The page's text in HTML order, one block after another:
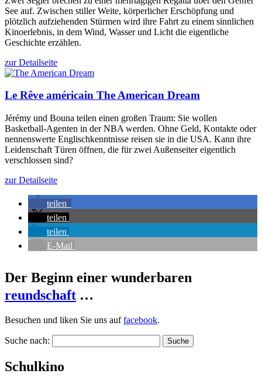
See auf. Zwischen stiller Weite, körperlicher Erschöpfung und
plötzlich aufziehenden Stürmen wird ihre Fahrt zu einem sinnlichen
Kinoerlebnis, in dem Wind, Wasser und Licht die eigentliche
Geschichte erzählen.
zur Detailseite
Le Rêve américain The American Dream
Jérémy und Bouna teilen einen großen Traum: Sie wollen
Basketball-Agenten in der NBA werden. Ohne Geld, Kontakte oder
nennenswerte Englischkenntnisse reisen sie in die USA. Kann ihre
Leidenschaft Türen öffnen, die für zwei Außenseiter eigentlich
verschlossen sind?
zur Detailseite
teilen
teilen
teilen
E-Mail
Der Beginn einer wunderbaren
reundschaft …
Besuchen und liken Sie uns auffacebook.
Suche nach:
Schulkino